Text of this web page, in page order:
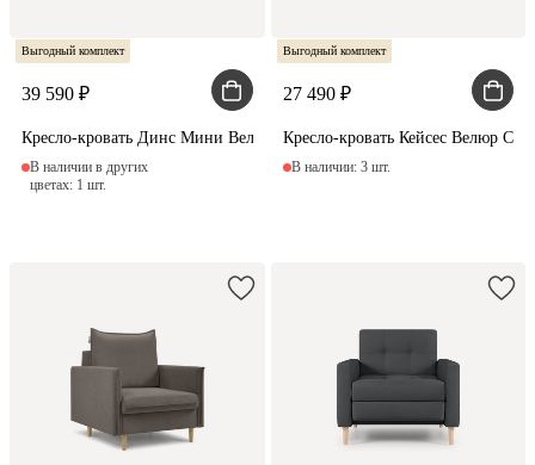
Выгодный комплект
39 590
Кресло-кровать Динс Мини Вельвет Синий
В наличии в других
цветах: 1 шт.
Выгодный комплект
27 490
Кресло-кровать Кейсес Велюр
В наличии: 3 шт.